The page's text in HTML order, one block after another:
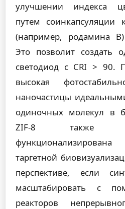
улучшении индекса
путем соинкапсуляции
(например, родамина
Это позволит создать
светодиод с CRI > 90.
высокая
наночастицы
одиночных молекул в
ZIF-8 также
таргетной
перспективе, если
масштабировать с
реакторов